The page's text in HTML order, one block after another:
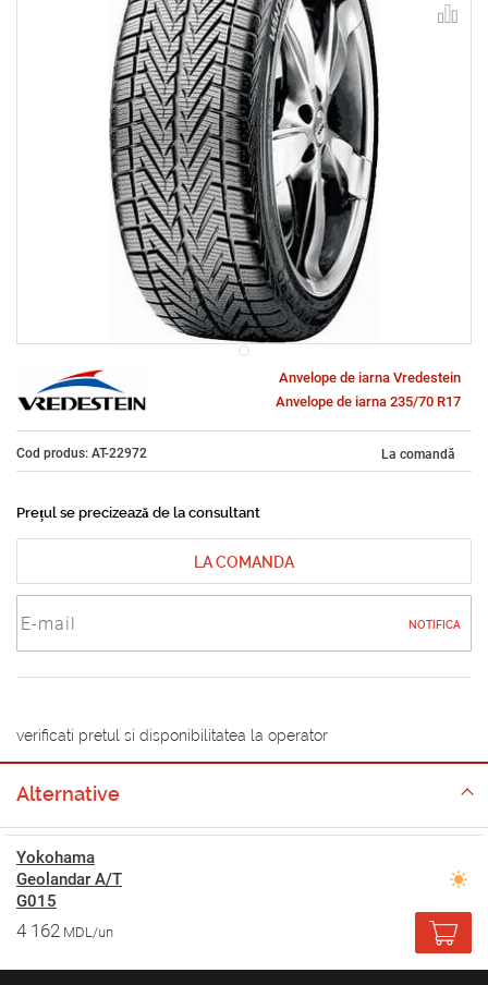
Anvelope de iarna Vredestein
Anvelope de iarna 235/70 R17
Cod produs: AT-22972 La comandă
Prețul se precizează de la consultant
LA COMANDA
NOTIFICA
verificati pretul si disponibilitatea la operator
Alternative
Yokohama
Geolandar A/T
G015
4 162 MDL/un